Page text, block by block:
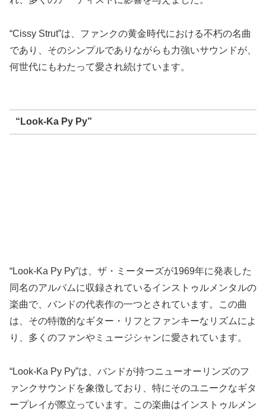
“Cissy Strut”は、ファンクの黄金時代における不朽の名曲
であり、そのシンプルでありながらも力強いサウンドが、
何世代にもわたって愛され続けています。
“Look-Ka Py Py”
“Look-Ka Py Py”は、ザ・ミーターズが1969年に発表した
同名のアルバムに収録されているインストゥルメンタルの
楽曲で、バンドの代表作の一つとされています。この曲
は、その特徴的なギター・リフとファンキーなリズムによ
り、多くのファンやミュージシャンに愛されています。
“Look-Ka Py Py”は、バンドが持つニューオーリンズのフ
ァンクサウンドを象徴しており、特にそのユニークなギタ
ープレイが際立っています。この楽曲はインストゥルメン